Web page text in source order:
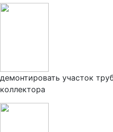
демонтировать участок
коллектора